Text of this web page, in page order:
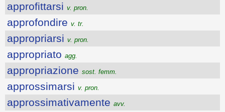
approfittarsi v. pron.
approfondire v. tr.
appropriarsi v. pron.
appropriato agg.
appropriazione sost. femm.
approssimarsi v. pron.
approssimativamente avv.